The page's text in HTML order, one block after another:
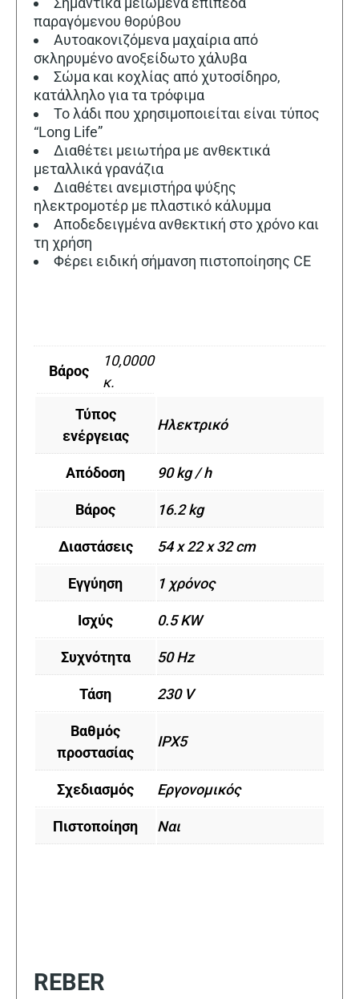
παραγόμενου θορύβου
Αυτοακονιζόμενα μαχαίρια από
σκληρυμένο ανοξείδωτο χάλυβα
Σώμα και κοχλίας από χυτοσίδηρο,
κατάλληλο για τα τρόφιμα
Το λάδι που χρησιμοποιείται είναι τύπος
“Long Life”
Διαθέτει μειωτήρα με ανθεκτικά
μεταλλικά γρανάζια
Διαθέτει ανεμιστήρα ψύξης
ηλεκτρομοτέρ με πλαστικό κάλυμμα
Αποδεδειγμένα ανθεκτική στο χρόνο και
τη χρήση
Φέρει ειδική σήμανση πιστοποίησης CE
Βάρος
10,0000
κ.
Τύπος
ενέργειας
Ηλεκτρικό
Απόδοση 90 kg / h
Βάρος 16.2 kg
Διαστάσεις 54 x 22 x 32 cm
Εγγύηση 1 χρόνος
Ισχύς 0.5 KW
Συχνότητα 50 Hz
Τάση 230 V
Βαθμός
προστασίας
IPX5
Σχεδιασμός Εργονομικός
Πιστοποίηση Ναι
REBER